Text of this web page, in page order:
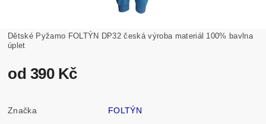
Dětské Pyžamo FOLTÝN DP32 česká výroba materiál 100% bavlna
úplet
od 390 Kč
Značka FOLTÝN